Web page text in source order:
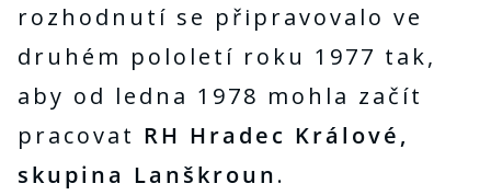
rozhodnutí se připravovalo ve
druhém pololetí roku 1977 tak,
aby od ledna 1978 mohla začít
pracovat RH Hradec Králové,
skupina Lanškroun.